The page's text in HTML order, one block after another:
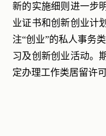
新的实施细则进一步
业证书和创新创业计
注“创业”的私人事务
习及创新创业活动。
定办理工作类居留许可